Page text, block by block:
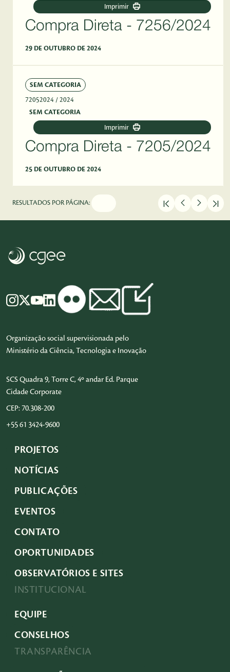
Imprimir
Compra Direta - 7256/2024
29 DE OUTUBRO DE 2024
SEM CATEGORIA
72052024 / 2024
SEM CATEGORIA
Imprimir
Compra Direta - 7205/2024
25 DE OUTUBRO DE 2024
RESULTADOS POR PÁGINA:
Organização social supervisionada pelo
Ministério da Ciência, Tecnologia e Inovação
SCS Quadra 9, Torre C, 4º andar Ed. Parque
Cidade Corporate
CEP: 70.308-200
+55 61 3424-9600
PROJETOS
NOTÍCIAS
PUBLICAÇÕES
EVENTOS
CONTATO
OPORTUNIDADES
OBSERVATÓRIOS E SITES
INSTITUCIONAL
EQUIPE
CONSELHOS
TRANSPARÊNCIA